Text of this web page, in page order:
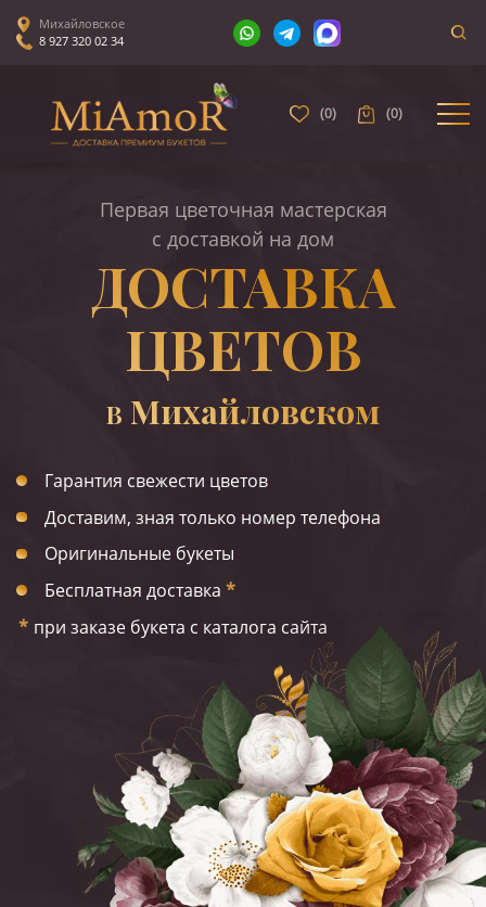
Михайловское
8 927 320 02 34
(0) (0)
Первая цветочная мастерская
с доставкой на дом
ДОСТАВКА
ЦВЕТОВ
В Михайловском
Гарантия свежести цветов
Доставим, зная только номер телефона
Оригинальные букеты
Бесплатная доставка *
* при заказе букета с каталога сайта